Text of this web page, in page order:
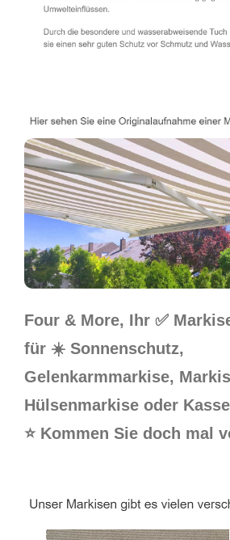
Four & More, Ihr ✅
für ☀️ Sonnenschutz,
Gelenkarmmarkise,
Hülsenmarkise oder
⭐ Kommen Sie doch mal